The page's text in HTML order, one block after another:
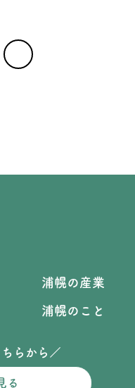
浦幌の産業
浦幌のこと
らから／
る